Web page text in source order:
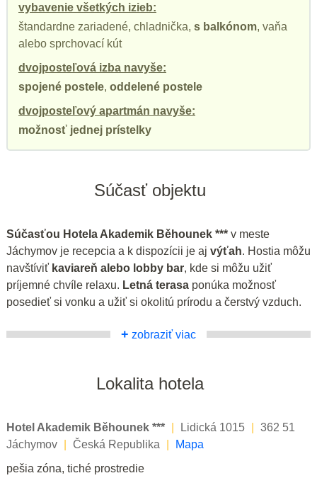
vybavenie všetkých izieb:
štandardne zariadené, chladnička, s balkónom, vaňa
alebo sprchovací kút
dvojposteľová izba navyše:
spojené postele, oddelené postele
dvojposteľový apartmán navyše:
možnosť jednej prístelky
Súčasť objektu
Súčasťou Hotela Akademik Běhounek *** v meste
Jáchymov je recepcia a k dispozícii je aj výťah. Hostia môžu
navštíviť kaviareň alebo lobby bar, kde si môžu užiť
príjemné chvíle relaxu. Letná terasa ponúka možnosť
posedieť si vonku a užiť si okolitú prírodu a čerstvý vzduch.
+ zobraziť viac
Lokalita hotela
Hotel Akademik Běhounek *** Lidická 1015
362 51
Jáchymov
Česká Republika
Mapa
pešia zóna, tiché prostredie